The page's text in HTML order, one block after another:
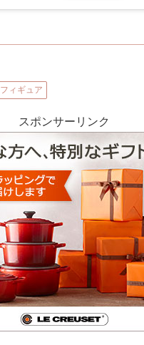
フィギュア
スポンサーリンク